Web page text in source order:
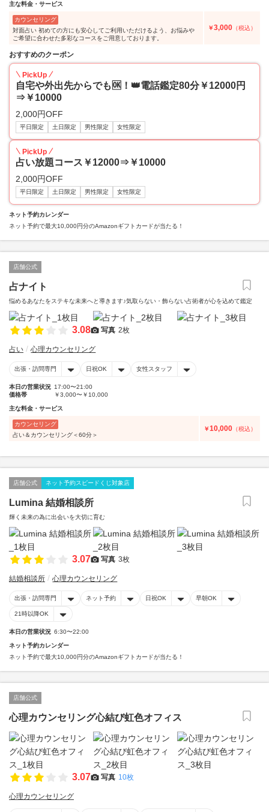
主な料金・サービス
カウンセリング
対面占い 初めての方にも安心してご利用いただけるよう、お悩みや
ご希望に合わせた多彩なコースをご用意しております。
￥3,000 （税込）
おすすめのクーポン
PickUp
自宅や外出先からでも🆗！👑電話鑑定80分￥12000円
⇒￥10000
2,000円OFF
平日限定 土日限定 男性限定 女性限定
PickUp
占い放題コース￥12000⇒￥10000
2,000円OFF
平日限定 土日限定 男性限定 女性限定
ネット予約カレンダー
ネット予約で最大10,000円分のAmazonギフトカードが当たる！
店舗公式
占ナイト
悩めるあなたをステキな未来へと導きます♪気取らない・飾らない占術者が心を込めて鑑定
3.08 写真 2枚
占い 心理カウンセリング
出張・訪問専門 日祝OK 女性スタッフ
本日の営業状況 17:00〜21:00
価格帯
￥3,000〜￥10,000
主な料金・サービス
カウンセリング
占い＆カウンセリング＜60分＞
￥10,000 （税込）
店舗公式 ネット予約スピードくじ対象店
Lumina 結婚相談所
輝く未来の為に出会いを大切に育む
3.07 写真 3枚
結婚相談所 心理カウンセリング
出張・訪問専門 ネット予約 日祝OK 早朝OK
21時以降OK
本日の営業状況 6:30〜22:00
ネット予約カレンダー
ネット予約で最大10,000円分のAmazonギフトカードが当たる！
店舗公式
心理カウンセリング心結び虹色オフィス
3.07 写真 10枚
心理カウンセリング